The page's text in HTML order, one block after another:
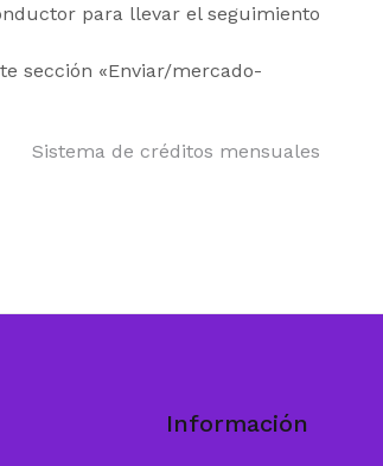
para llevar el seguimiento
sección «Enviar/mercado-
Sistema de créditos mensuales
Información